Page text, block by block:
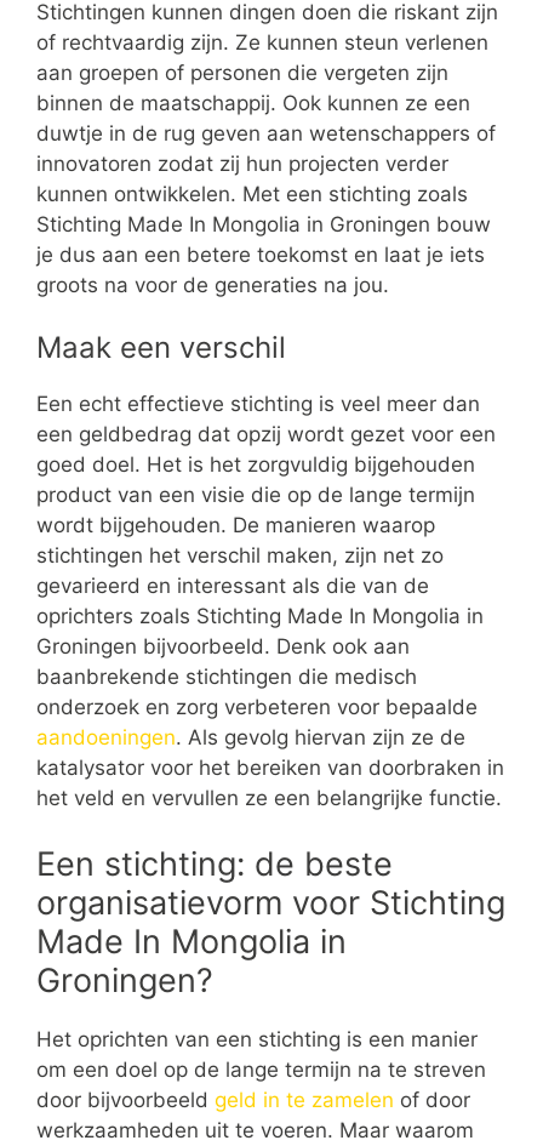
Stichtingen kunnen dingen doen die riskant zijn
of rechtvaardig zijn. Ze kunnen steun verlenen
aan groepen of personen die vergeten zijn
binnen de maatschappij. Ook kunnen ze een
duwtje in de rug geven aan wetenschappers of
innovatoren zodat zij hun projecten verder
kunnen ontwikkelen. Met een stichting zoals
Stichting Made In Mongolia in Groningen bouw
je dus aan een betere toekomst en laat je iets
groots na voor de generaties na jou.
Maak een verschil
Een echt effectieve stichting is veel meer dan
een geldbedrag dat opzij wordt gezet voor een
goed doel. Het is het zorgvuldig bijgehouden
product van een visie die op de lange termijn
wordt bijgehouden. De manieren waarop
stichtingen het verschil maken, zijn net zo
gevarieerd en interessant als die van de
oprichters zoals Stichting Made In Mongolia in
Groningen bijvoorbeeld. Denk ook aan
baanbrekende stichtingen die medisch
onderzoek en zorg verbeteren voor bepaalde
aandoeningen. Als gevolg hiervan zijn ze de
katalysator voor het bereiken van doorbraken in
het veld en vervullen ze een belangrijke functie.
Een stichting: de beste
organisatievorm voor Stichting
Made In Mongolia in
Groningen?
Het oprichten van een stichting is een manier
om een doel op de lange termijn na te streven
door bijvoorbeeld geld in te zamelen of door
werkzaamheden uit te voeren. Maar waarom